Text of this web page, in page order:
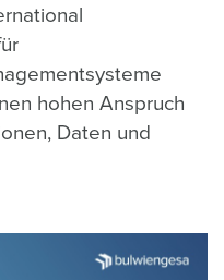
hohen Anspruch
Daten und